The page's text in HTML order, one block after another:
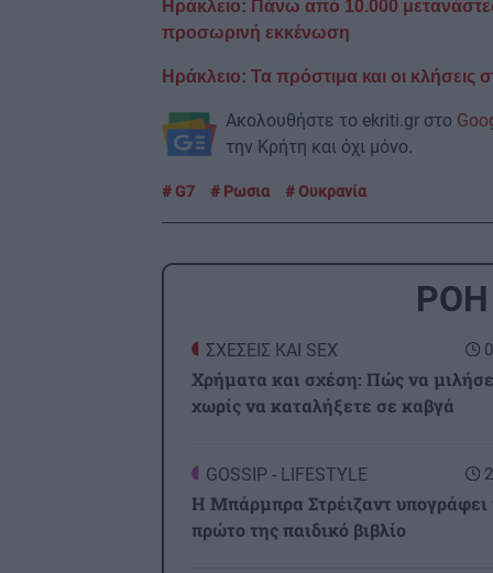
Ηράκλειο: Πάνω από 10.000
προσωρινή εκκένωση
Ηράκλειο: Τα πρόστιμα και οι
Ακολουθήστε το ekriti.gr στο
την Κρήτη και όχι μόνο.
G7 Ρωσια Ουκρανία
ΡΟΗ
ΣΧΕΣΕΙΣ ΚΑΙ SEX
Χρήματα και σχέση: Πώς να
χωρίς να καταλήξετε σε καβγά
GOSSIP - LIFESTYLE
Η Μπάρμπρα Στρέιζαντ υπογράφει
πρώτο της παιδικό βιβλίο